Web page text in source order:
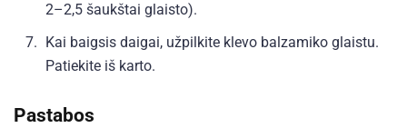
2–2,5 šaukštai glaisto).
Kai baigsis daigai, užpilkite klevo balzamiko glaistu.
Patiekite iš karto.
Pastabos